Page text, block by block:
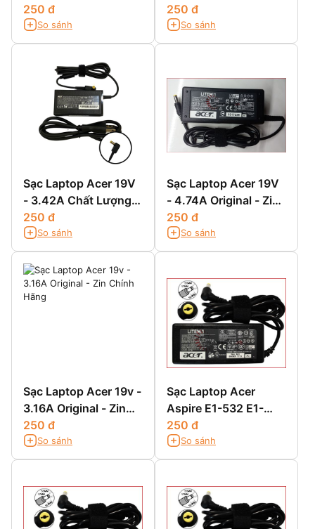
- Zin Chính Hãng
250 đ
So sánh
Cao
250 đ
So sánh
Sạc Laptop Acer 19V
- 3.42A Chất Lượng
Cao
250 đ
So sánh
Sạc Laptop Acer 19V
- 4.74A Original - Zin
Chính Hãng
250 đ
So sánh
Sạc Laptop Acer 19v -
3.16A Original - Zin
Chính Hãng
250 đ
So sánh
Sạc Laptop Acer
Aspire E1-532 E1-
532G E1-532P E1-
532PG
250 đ
So sánh